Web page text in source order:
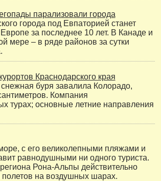
парализовали города
города под Евпаторией станет
за последнее 10 лет. В Канаде и
мере – в ряде районов за сутки
Краснодарского края
буря завалила Колорадо,
Компания
турах; основные летние направления
с его великолепными пляжами и
равнодушными ни одного туриста.
Рона-Альпы действительно
на воздушных шарах.